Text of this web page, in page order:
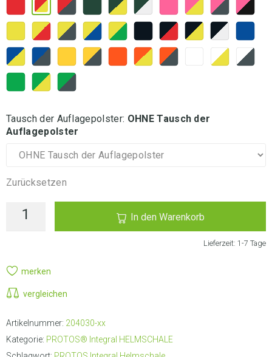
Tausch der Auflagepolster: OHNE Tausch der
Auflagepolster
Zurücksetzen
In den Warenkorb
Lieferzeit: 1-7 Tage
merken
vergleichen
Artikelnummer: 204030-xx
Kategorie: PROTOS® Integral HELMSCHALE